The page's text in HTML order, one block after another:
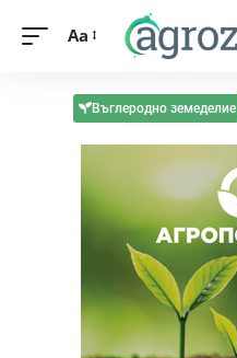
Aa
Въглеродно земеделие